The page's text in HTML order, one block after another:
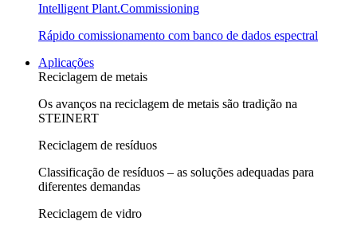
Intelligent Plant.Commissioning
Rápido comissionamento com banco de dados espectral
Aplicações
Reciclagem de metais
Os avanços na reciclagem de metais são tradição na
STEINERT
Reciclagem de resíduos
Classificação de resíduos – as soluções adequadas para
diferentes demandas
Reciclagem de vidro